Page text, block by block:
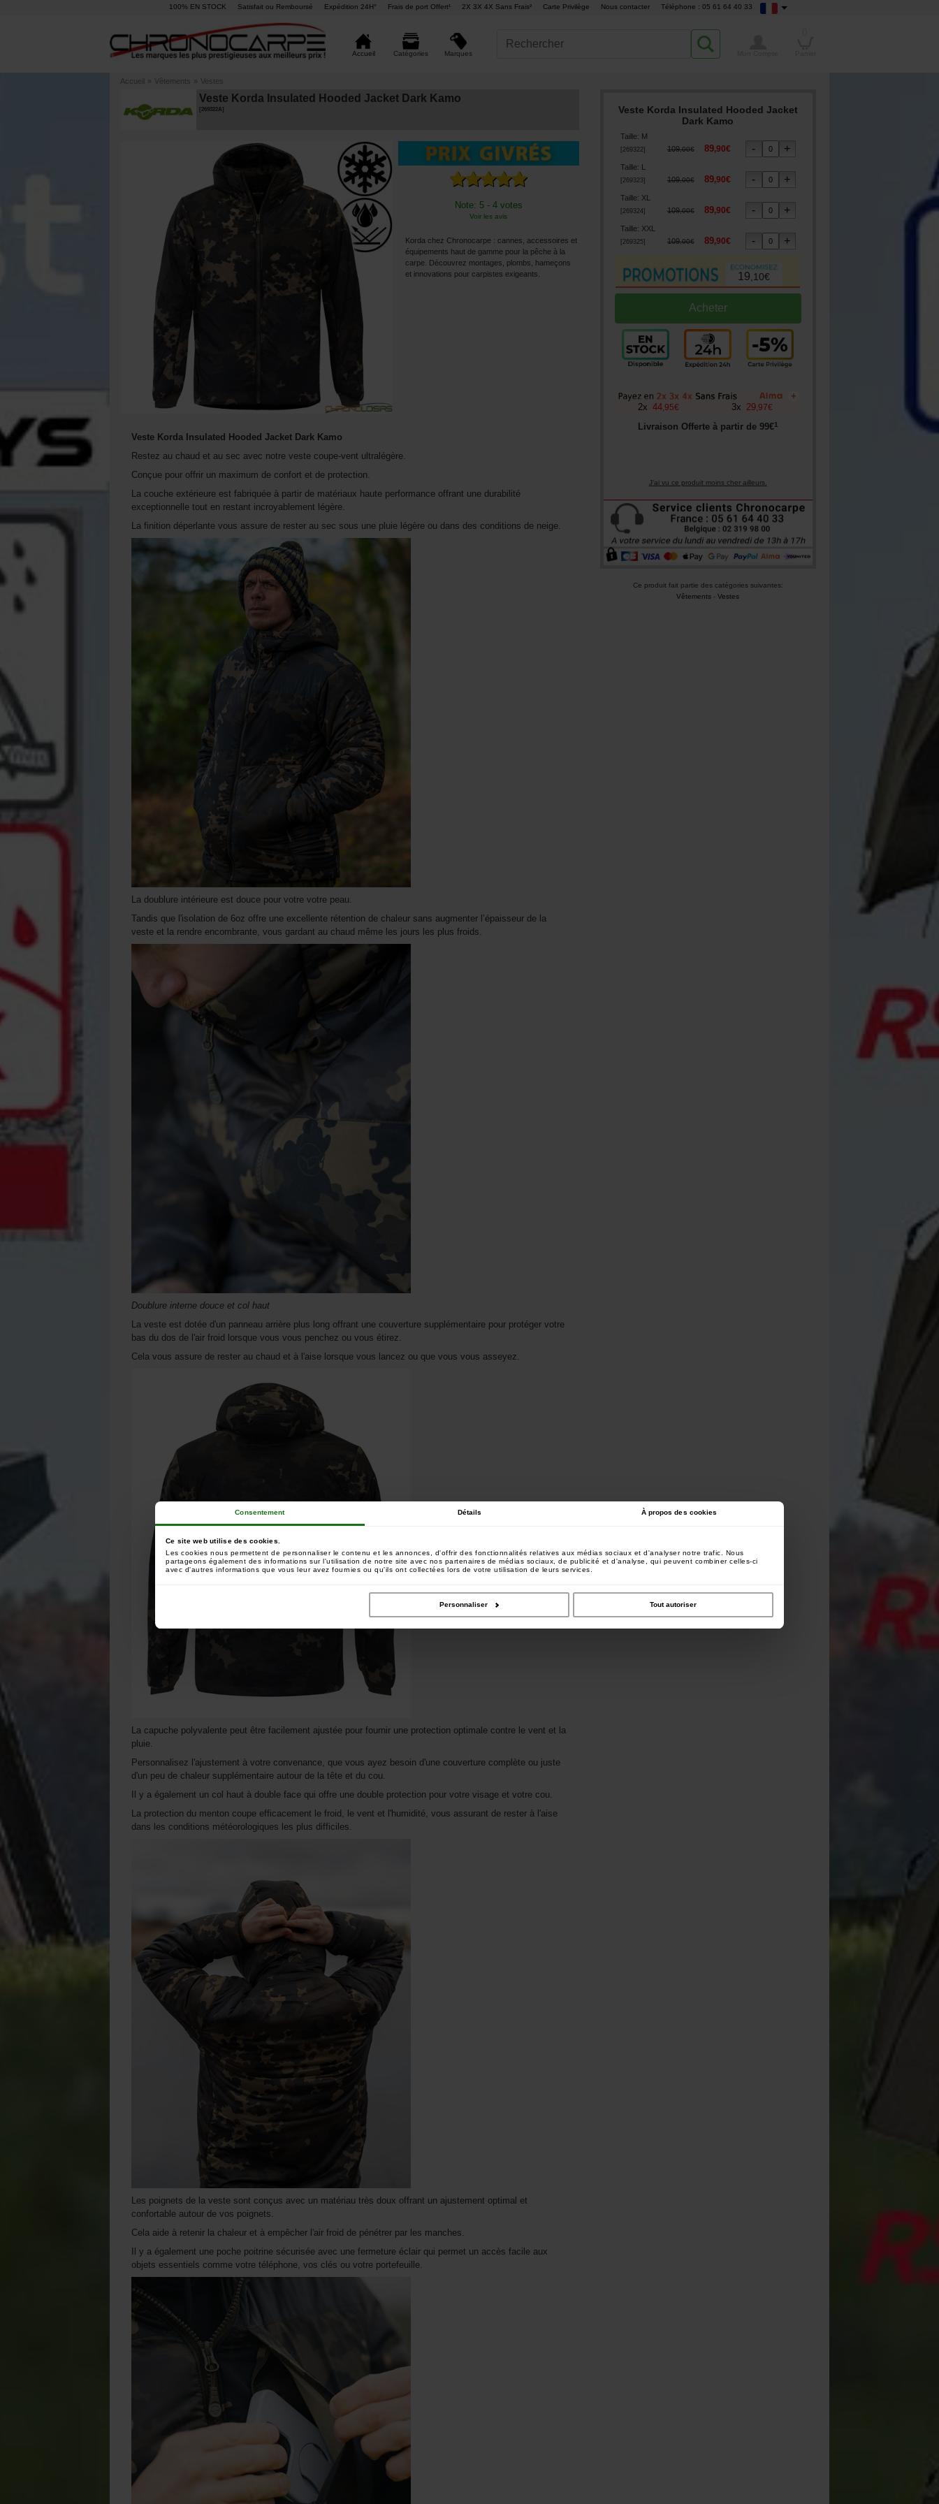
Consentement Détails À propos des cookies
Ce site web utilise des cookies.
Les cookies nous permettent de personnaliser le contenu et les annonces, d'offrir des fonctionnalités relatives aux médias sociaux et d'analyser notre trafic. Nous
partageons également des informations sur l'utilisation de notre site avec nos partenaires de médias sociaux, de publicité et d'analyse, qui peuvent combiner celles-ci
avec d'autres informations que vous leur avez fournies ou qu'ils ont collectées lors de votre utilisation de leurs services.
Personnaliser Tout autoriser
100% EN STOCK Satisfait ou Remboursé Expédition 24H° Frais de port Offert¹ 2X 3X 4X Sans Frais² Carte Privilège Nous contacter Téléphone : 05 61 64 40 33
Accueil Catégories Marques
Accueil » Vêtements » Vestes
Veste Korda Insulated Hooded Jacket Dark Kamo
269322A]
Note: 5 - 4 votes
Voir les avis
Korda chez Chronocarpe : cannes, accessoires et
équipements haut de gamme pour la pêche à la
carpe. Découvrez montages, plombs, hameçons
et innovations pour carpistes exigeants.
Veste Korda Insulated Hooded Jacket
Dark Kamo
Taille: M
269322] 109,00€ 89,90€
Taille: L
269323 ] 109,00€ 89,90€
Taille: XL
269324] 109,00€ 89,90€
Taille: XXL
269325] 109,00€ 89,90€
19,10€
+
2x 44 95€ 3x 29, 97€
Livraison Offerte à partir de 99€1
J'ai vu ce produit moins cher ailleurs.
Ce produit fait partie des catégories suivantes:
Vêtements -Vestes
Veste Korda Insulated Hooded Jacket Dark Kamo
Restez au chaud et au sec avec notre veste coupe-vent ultralégère.
Conçue pour offrir un maximum de confort et de protection.
La couche extérieure est fabriquée à partir de matériaux haute performance offrant une durabilité
exceptionnelle tout en restant incroyablement légère.
La finition déperlante vous assure de rester au sec sous une pluie légère ou dans des conditions de neige.
La doublure intérieure est douce pour votre votre peau.
Tandis que l'isolation de 6oz offre une excellente rétention de chaleur sans augmenter l’épaisseur de la
veste et la rendre encombrante, vous gardant au chaud même les jours les plus froids.
Doublure interne douce et col haut
La veste est dotée d'un panneau arrière plus long offrant une couverture supplémentaire pour protéger votre
bas du dos de l'air froid lorsque vous vous penchez ou vous étirez.
Cela vous assure de rester au chaud et à l'aise lorsque vous lancez ou que vous vous asseyez.
La capuche polyvalente peut être facilement ajustée pour fournir une protection optimale contre le vent et la
pluie.
Personnalisez l'ajustement à votre convenance, que vous ayez besoin d'une couverture complète ou juste
d'un peu de chaleur supplémentaire autour de la tête et du cou.
Il y a également un col haut à double face qui offre une double protection pour votre visage et votre cou.
La protection du menton coupe efficacement le froid, le vent et l'humidité, vous assurant de rester à l'aise
dans les conditions météorologiques les plus difficiles.
Les poignets de la veste sont conçus avec un matériau très doux offrant un ajustement optimal et
confortable autour de vos poignets.
Cela aide à retenir la chaleur et à empêcher l'air froid de pénétrer par les manches.
Il y a également une poche poitrine sécurisée avec une fermeture éclair qui permet un accès facile aux
objets essentiels comme votre téléphone, vos clés ou votre portefeuille.